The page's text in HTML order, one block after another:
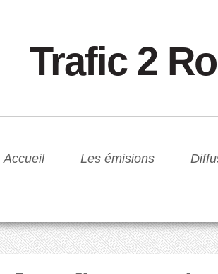
Trafic 2
Accueil Les émisions